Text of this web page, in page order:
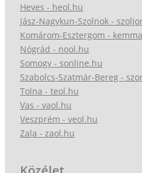
Heves - heol.hu
Jász-Nagykun-Szolnok -
Komárom-Esztergom -
Nógrád - nool.hu
Somogy - sonline.hu
Szabolcs-Szatmár-Bereg -
Tolna - teol.hu
Vas - vaol.hu
Veszprém - veol.hu
Zala - zaol.hu